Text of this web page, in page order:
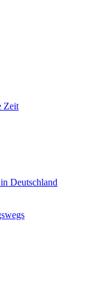
Zeit
Deutschland